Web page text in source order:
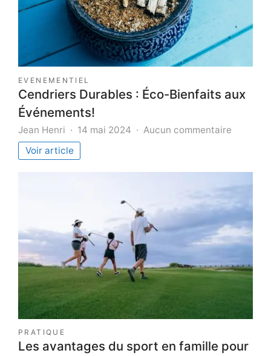
EVENEMENTIEL
Cendriers Durables : Éco-Bienfaits aux
Événements!
Jean Henri 14 mai 2024 Aucun commentaire
aux
Voir article
PRATIQUE
Les avantages du sport en famille pour